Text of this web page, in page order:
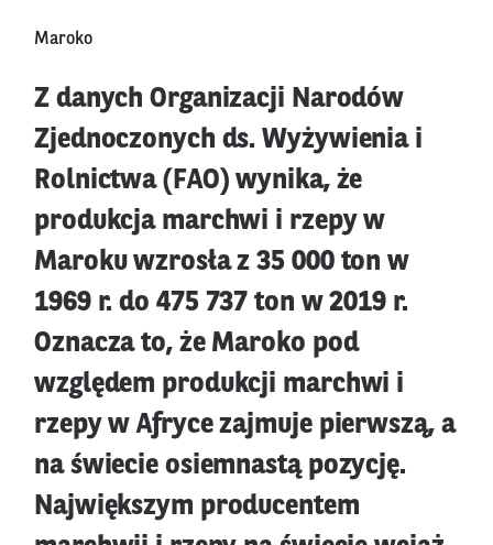
Maroko
Z danych Organizacji Narodów
Zjednoczonych ds. Wyżywienia i
Rolnictwa (FAO) wynika, że
produkcja marchwi i rzepy w
Maroku wzrosła z 35 000 ton w
1969 r. do 475 737 ton w 2019 r.
Oznacza to, że Maroko pod
względem produkcji marchwi i
rzepy w Afryce zajmuje pierwszą, a
na świecie osiemnastą pozycję.
Największym producentem